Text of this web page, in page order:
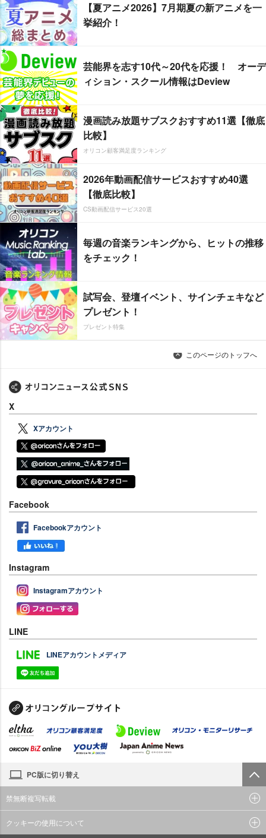
【夏アニメ2026】7月期夏の新アニメを一
挙紹介！
芸能界を志す10代～20代を応援！ オーデ
ィション・スクール情報はDeview
漫画読み放題サブスクおすすめ11選【徹底
比較】
オリコン顧客満足度ランキング
2026年動画配信サービスおすすめ40選
【徹底比較】
CS動画配信サービス20選
毎週の音楽ランキングから、ヒットの推移
をチェック！
試写会、登壇イベント、サインチェキなど
プレゼント！
プレゼント特集
このページのトップへ
X
Xアカウント
Facebook
Facebookアカウント
Instagram
Instagramアカウント
LINE
LINEアカウントメディア
PC版に切り替え
禁無断複写転載
クッキーの使用について